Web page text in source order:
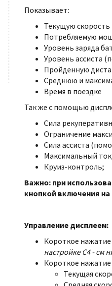
Показывает:
Текущую скорость
Потребляемую
Уровень заряда
Уровень ассиста
Пройденную
Среднюю и
Время в поездке
Так же с помощью
Сила
Ограничение
Сила ассиста
Максимальный
Круиз-контроль;
Важно: при
кнопкой включения
Управление дисплеем:
Короткое
настройке С4 - см
Короткое
Текущая